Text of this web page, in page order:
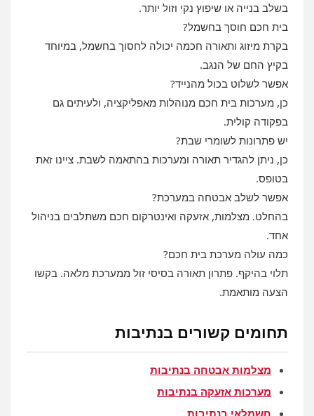
בשלב בנייה או שיפוץ נקי וזול יותר.
בית חכם חוסך בחשמל?
בקרת מיזוג ותאורה חכמה יכולה לחסוך בחשמל, במיוחד
בקיץ החם של הנגב.
אפשר לשלוט בכול מהנייד?
כן, מערכות בית חכם מנוהלות מאפליקציה, ולעיתים גם
בפקודה קולית.
יש פתרונות לשומרי שבת?
כן, ניתן להגדיר תאורה ומערכות בהתאמה לשבת. ציינו זאת
בטופס.
אפשר לשלב אבטחה במערכת?
בהחלט. מצלמות, אזעקה ואינטרקום חכם משתלבים בניהול
אחד.
כמה עולה מערכת בית חכם?
תלוי בהיקף. פתרון תאורה בסיסי זול ממערכת מלאה. בקשו
הצעה מותאמת.
תחומים קשורים בנתיבות
מצלמות אבטחה בנתיבות
מערכות אזעקה בנתיבות
חשמלאי בנתיבות